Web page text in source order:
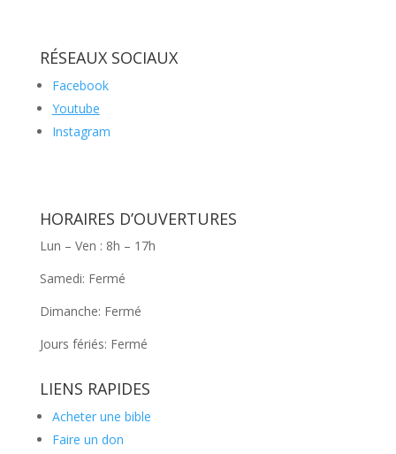
RÉSEAUX SOCIAUX
Facebook
Youtube
Instagram
HORAIRES D’OUVERTURES
Lun – Ven : 8h – 17h
Samedi: Fermé
Dimanche: Fermé
Jours fériés: Fermé
LIENS RAPIDES
Acheter une bible
Faire un don